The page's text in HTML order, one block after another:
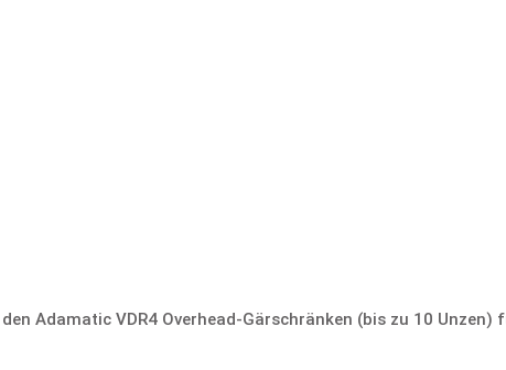
Adamatic VDR4 Overhead-Gärschränken (bis zu 10 Unzen)